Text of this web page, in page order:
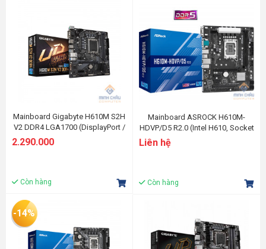
Mainboard Gigabyte H610M S2H
V2 DDR4 LGA1700 (DisplayPort /
HDMI / DVI-D/ D-Sub)
2.290.000
Còn hàng
Mainboard ASROCK H610M-
HDVP/D5 R2.0 (Intel H610, Socket
1700, M-ATX, 2 khe RAM DDR5)
Liên hệ
Còn hàng
-14%